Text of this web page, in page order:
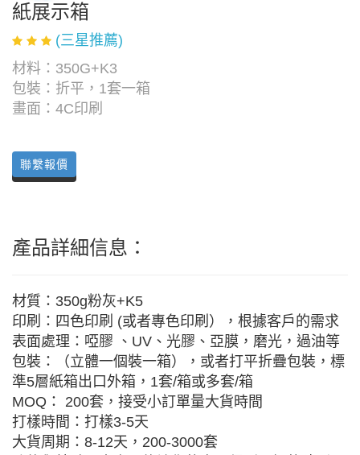
紙展示箱
(三星推薦)
材料：350G+K3
包裝：折平，1套一箱
畫面：4C印刷
聯繫報價
產品詳細信息：
材質：350g粉灰+K5
印刷：四色印刷 (或者專色印刷），根據客戶的需求
表面處理：啞膠 、UV、光膠、亞膜，磨光，過油等
包裝：（立體一個裝一箱），或者打平折疊包裝，標
準5層紙箱出口外箱，1套/箱或多套/箱
MOQ： 200套，接受小訂單量大貨時間
打樣時間：打樣3-5天
大貨周期：8-12天，200-3000套